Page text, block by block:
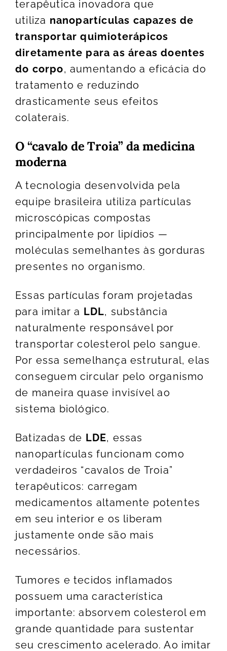
terapêutica inovadora que
utiliza nanopartículas capazes de
transportar quimioterápicos
diretamente para as áreas doentes
do corpo, aumentando a eficácia do
tratamento e reduzindo
drasticamente seus efeitos
colaterais.
O “cavalo de Troia” da medicina
moderna
A tecnologia desenvolvida pela
equipe brasileira utiliza partículas
microscópicas compostas
principalmente por lipídios —
moléculas semelhantes às gorduras
presentes no organismo.
Essas partículas foram projetadas
para imitar a LDL, substância
naturalmente responsável por
transportar colesterol pelo sangue.
Por essa semelhança estrutural, elas
conseguem circular pelo organismo
de maneira quase invisível ao
sistema biológico.
Batizadas de LDE, essas
nanopartículas funcionam como
verdadeiros “cavalos de Troia”
terapêuticos: carregam
medicamentos altamente potentes
em seu interior e os liberam
justamente onde são mais
necessários.
Tumores e tecidos inflamados
possuem uma característica
importante: absorvem colesterol em
grande quantidade para sustentar
seu crescimento acelerado. Ao imitar